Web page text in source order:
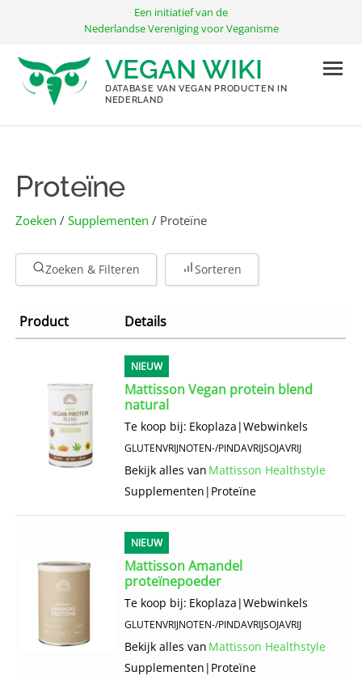
inhoud
Een initiatief van de
Nederlandse Vereniging voor Veganisme
VEGAN WIKI
DATABASE VAN VEGAN PRODUCTEN IN
NEDERLAND
Proteïne
Zoeken /Supplementen / Proteïne
Zoeken & Filteren Sorteren
Product Details
NIEUW
Mattisson Vegan protein blend
natural
Te koop bij: Ekoplaza |Webwinkels
GLUTENVRIJNOTEN-/PINDAVRIJSOJAVRIJ
Bekijk alles van Mattisson Healthstyle
Supplementen | Proteïne
NIEUW
Mattisson Amandel
proteïnepoeder
Te koop bij: Ekoplaza |Webwinkels
GLUTENVRIJNOTEN-/PINDAVRIJSOJAVRIJ
Bekijk alles van Mattisson Healthstyle
Supplementen | Proteïne